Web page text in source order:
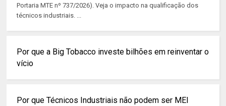
Portaria MTE nº 737/2026). Veja o impacto na qualificação dos
técnicos industriais. ...
Por que a Big Tobacco investe bilhões em reinventar o
vício
Por que Técnicos Industriais não podem ser MEI